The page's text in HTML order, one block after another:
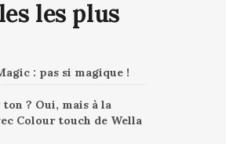
les plus
: pas si magique !
? Oui, mais à la
Colour touch de Wella